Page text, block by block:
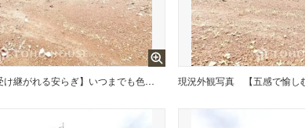
【受け継がれる安らぎ】いつまでも色褪せない、洗練されたデザイン。澄み切った空気の中で、家族の物語がゆっくりと動き出す。幸せを噛みしめ、大切な人と手を取り合って歩む、豊穣なる生活の舞台。 現況外観写真